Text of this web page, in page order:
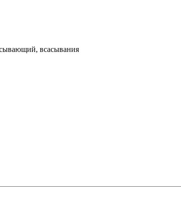
всасывания